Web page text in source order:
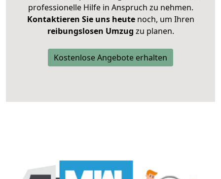
professionelle Hilfe in Anspruch zu nehmen.
Kontaktieren Sie uns heutenoch, um Ihren
reibungslosen Umzug zu planen.
Kostenlose Angebote erhalten